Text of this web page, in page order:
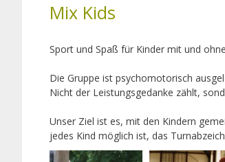
Mix Kids
Sport und Spaß für Kinder mit und
Die Gruppe ist psychomotorisch
Nicht der Leistungsgedanke zählt,
Unser Ziel ist es, mit den Kindern
jedes Kind möglich ist, das